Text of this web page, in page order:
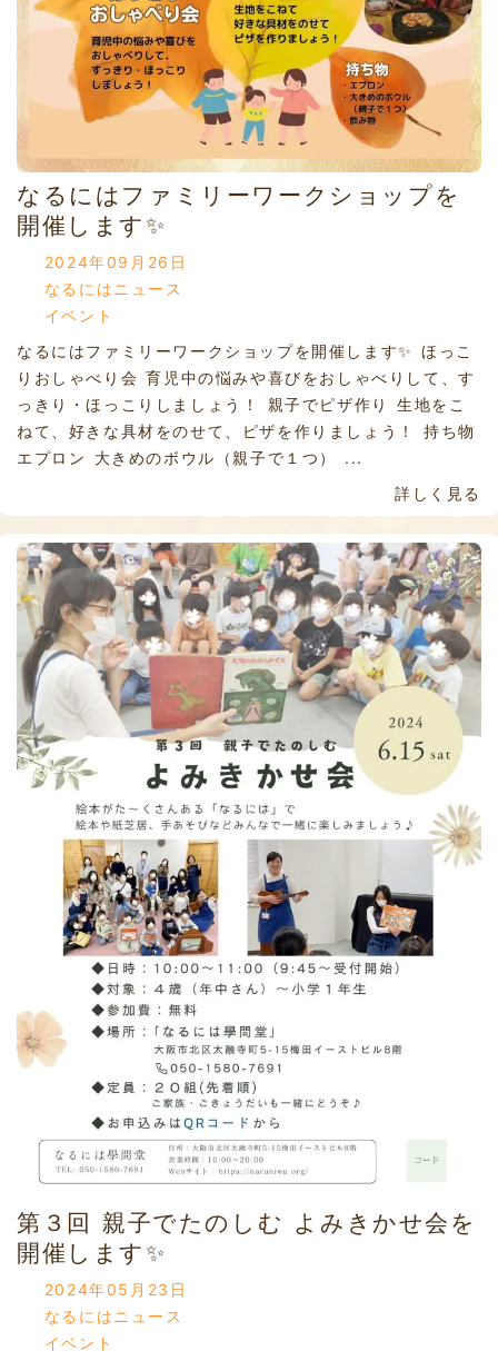
なるにはファミリーワークショップを
開催します✨
2024年09月26日
なるにはニュース
イベント
なるにはファミリーワークショップを開催します✨ ほっこ
りおしゃべり会 育児中の悩みや喜びをおしゃべりして、す
っきり・ほっこりしましょう！ 親子でピザ作り 生地をこ
ねて、好きな具材をのせて、ピザを作りましょう！ 持ち物
エプロン 大きめのボウル（親子で１つ） ...
詳しく見る
第３回 親子でたのしむ よみきかせ会を
開催します✨
2024年05月23日
なるにはニュース
イベント